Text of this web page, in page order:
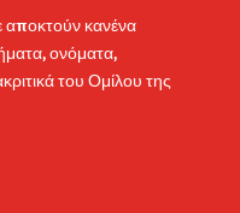
αποκτούν κανένα
ονόματα,
του Ομίλου της